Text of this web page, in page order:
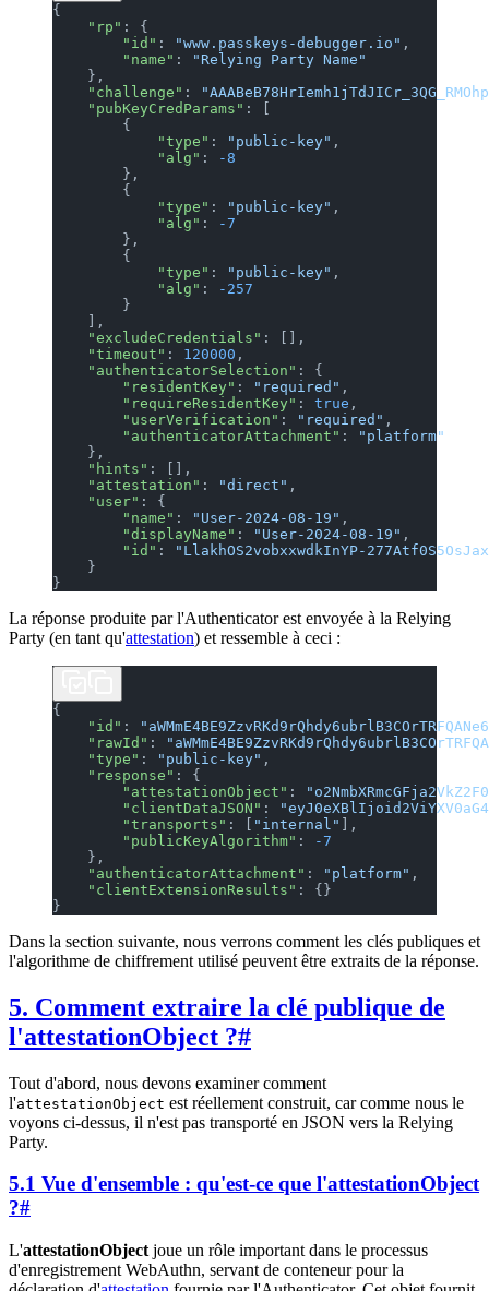
{
    "rp"
: {
        "id"
: "www.passkeys-debugger.io" ,
        "name"
:
"Relying Party Name"
    },
    "challenge"
:
    "pubKeyCredParams"
: [
        {
            "type"
: "public-key" ,
            "alg"
:
-8
        },
        {
            "type"
: "public-key" ,
            "alg"
:
-7
        },
        {
            "type"
: "public-key" ,
            "alg"
:
-257
        }
    ],
    "excludeCredentials"
: [],
    "timeout"
: 120000 ,
    "authenticatorSelection"
: {
        "residentKey"
: "required" ,
        "requireResidentKey"
: true ,
        "userVerification"
: "required" ,
        "authenticatorAttachment"
:
"platform"
    },
    "hints"
: [],
    "attestation"
: "direct" ,
    "user"
: {
        "name"
: "User-2024-08-19" ,
        "displayName"
: "User-2024-08-19" ,
        "id"
:
"LlakhOS2vobxxwdkInYP-
    }
}
La réponse produite par l'Authenticator est envoyée à la Relying
Party (en tant qu'attestation) et ressemble à ceci :
{
    "id"
:
    "rawId"
:
    "type"
: "public-key" ,
    "response"
: {
        "attestationObject"
:
        "clientDataJSON"
:
        "transports"
: [ "internal"
],
        "publicKeyAlgorithm"
:
-7
    },
    "authenticatorAttachment"
: "platform" ,
    "clientExtensionResults"
: {}
}
Dans la section suivante, nous verrons comment les clés publiques et
l'algorithme de chiffrement utilisé peuvent être extraits de la réponse.
5. Comment extraire la clé publique de
l'attestationObject ?#
Tout d'abord, nous devons examiner comment
l'attestationObject est réellement construit, car comme nous le
voyons ci-dessus, il n'est pas transporté en JSON vers la Relying
Party.
5.1 Vue d'ensemble : qu'est-ce que l'attestationObject
?#
L'attestationObject joue un rôle important dans le processus
d'enregistrement WebAuthn, servant de conteneur pour la